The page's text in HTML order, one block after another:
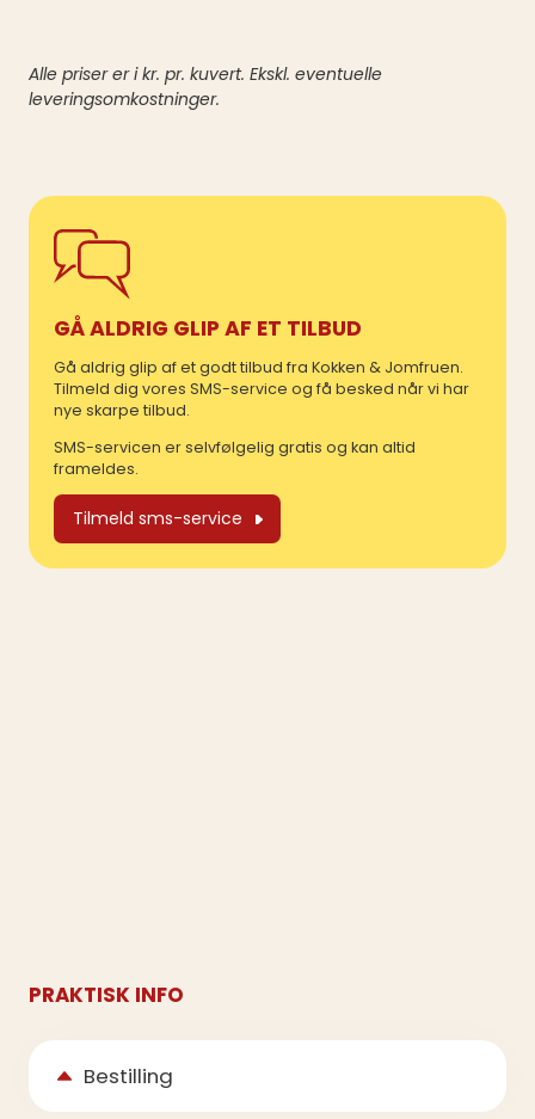
Alle priser er i kr. pr. kuvert. Ekskl. eventuelle
leveringsomkostninger.
GÅ ALDRIG GLIP AF ET TILBUD
Gå aldrig glip af et godt tilbud fra Kokken & Jomfruen.
Tilmeld dig vores SMS-service og få besked når vi har
nye skarpe tilbud.
SMS-servicen er selvfølgelig gratis og kan altid
frameldes.
Tilmeld sms-service
PRAKTISK INFO
Bestilling